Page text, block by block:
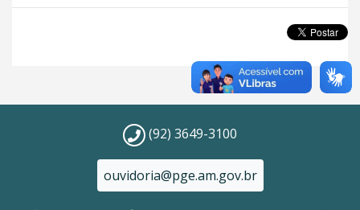
(92) 3649-3100
ouvidoria@pge.am.gov.br